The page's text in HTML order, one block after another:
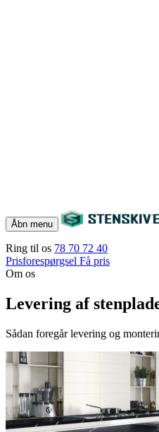
Åbn menu
Ring til os 78 70 72 40
Prisforespørgsel Få pris
Om os
Levering af
Sådan foregår levering og